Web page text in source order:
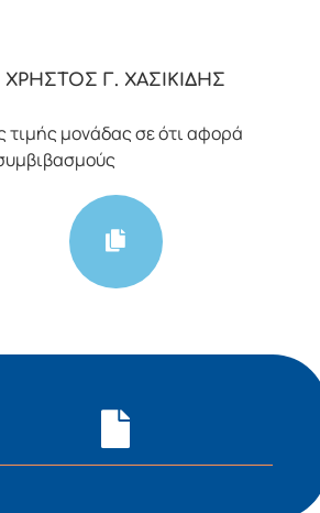
ΧΡΗΣΤΟΣ Γ. ΧΑΣΙΚΙΔΗΣ
τιμής μονάδας σε ότι αφορά